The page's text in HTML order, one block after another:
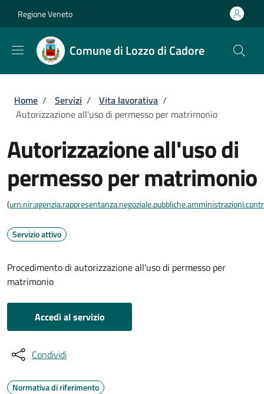
Regione Veneto
Comune di Lozzo di Cadore
Briciole di pane
Home / Servizi / Vita lavorativa /
Autorizzazione all'uso di permesso per matrimonio
Autorizzazione all'uso di
permesso per matrimonio
(
Servizio attivo
Procedimento di autorizzazione all'uso di permesso per
matrimonio
Accedi al servizio
Condividi
Normativa di riferimento